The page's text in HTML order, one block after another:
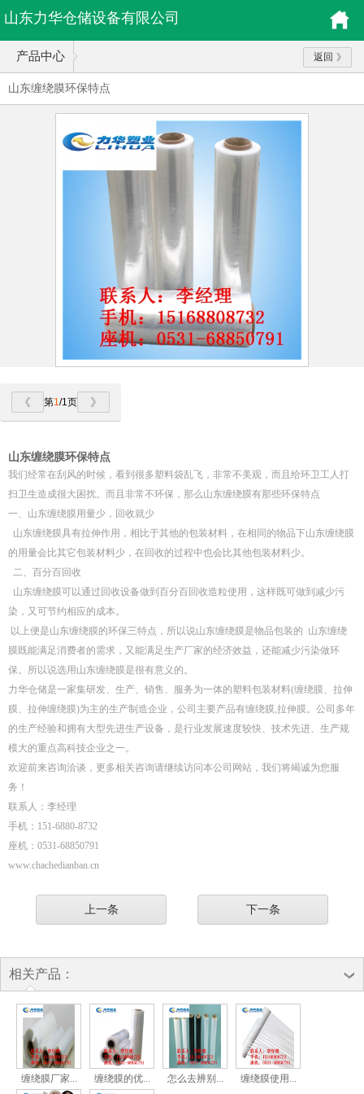
山东力华仓储设备有限公司
产品中心 返回
山东缠绕膜环保特点
第1/1页
山东缠绕膜环保特点
我们经常在刮风的时候，看到很多塑料袋乱飞，非常不美观，而且给环卫工人打
扫卫生造成很大困扰。而且非常不环保，那么山东缠绕膜有那些环保特点
一、山东缠绕膜用量少，回收就少
山东缠绕膜具有拉伸作用，相比于其他的包装材料，在相同的物品下山东缠绕膜
的用量会比其它包装材料少，在回收的过程中也会比其他包装材料少。
二、百分百回收
山东缠绕膜可以通过回收设备做到百分百回收造粒使用，这样既可做到减少污
染，又可节约相应的成本。
以上便是山东缠绕膜的环保三特点，所以说山东缠绕膜是物品包装的 山东缠绕
膜既能满足消费者的需求，又能满足生产厂家的经济效益，还能减少污染做环
保。所以说选用山东缠绕膜是很有意义的。
力华仓储是一家集研发、生产、销售、服务为一体的塑料包装材料(缠绕膜、拉伸
膜、拉伸缠绕膜)为主的生产制造企业，公司主要产品有缠绕膜,拉伸膜。公司多年
的生产经验和拥有大型先进生产设备，是行业发展速度较快、技术先进、生产规
模大的重点高科技企业之一。
欢迎前来咨询洽谈，更多相关咨询请继续访问本公司网站，我们将竭诚为您服
务！
联系人：李经理
手机：151-6880-8732
座机：0531-68850791
www.chachedianban.cn
上一条 下一条
相关产品：
缠绕膜厂家... 缠绕膜的优... 怎么去辨别... 缠绕膜使用...